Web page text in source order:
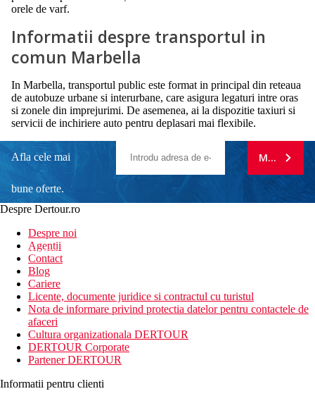
orele de varf.
Informatii despre transportul in
comun Marbella
In Marbella, transportul public este format in principal din reteaua
de autobuze urbane si interurbane, care asigura legaturi intre oras
si zonele din imprejurimi. De asemenea, ai la dispozitie taxiuri si
servicii de inchiriere auto pentru deplasari mai flexibile.
Afla cele mai
bune oferte.
newsletter!
MA
Despre Dertour.ro
Despre noi
Agentii
Contact
Blog
Cariere
Licente, documente juridice si contractul cu turistul
Nota de informare privind protectia datelor pentru contactele de
afaceri
Cultura organizationala DERTOUR
DERTOUR Corporate
Partener DERTOUR
Informatii pentru clienti